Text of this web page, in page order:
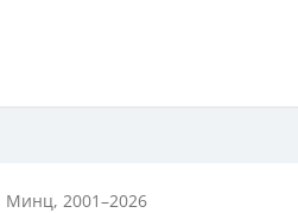
2001–2026